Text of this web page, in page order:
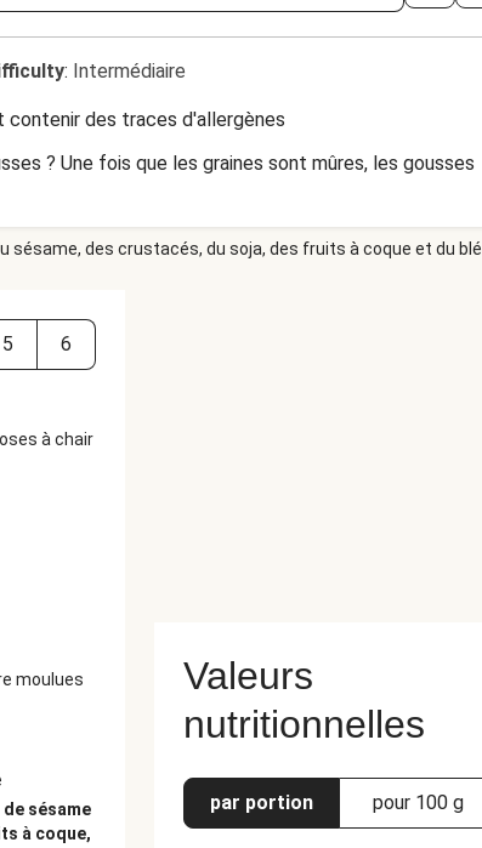
: Intermédiaire
contenir des traces d'allergènes
? Une fois que les graines sont mûres, les gousses
des crustacés, du soja, des fruits à coque et du blé.
5 6
à chair
moulues
de sésame
à coque,
Valeurs
nutritionnelles
par portion pour 100 g